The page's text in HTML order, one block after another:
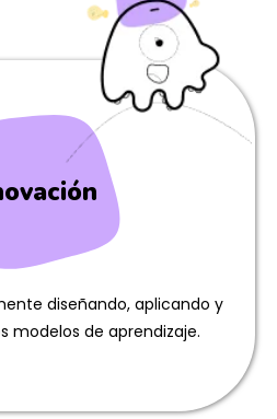
diseñando, aplicando y
modelos de aprendizaje.